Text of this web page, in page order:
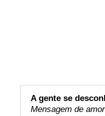
A gente se
Mensagem de